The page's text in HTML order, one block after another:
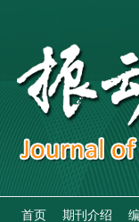
首页 期刊介绍